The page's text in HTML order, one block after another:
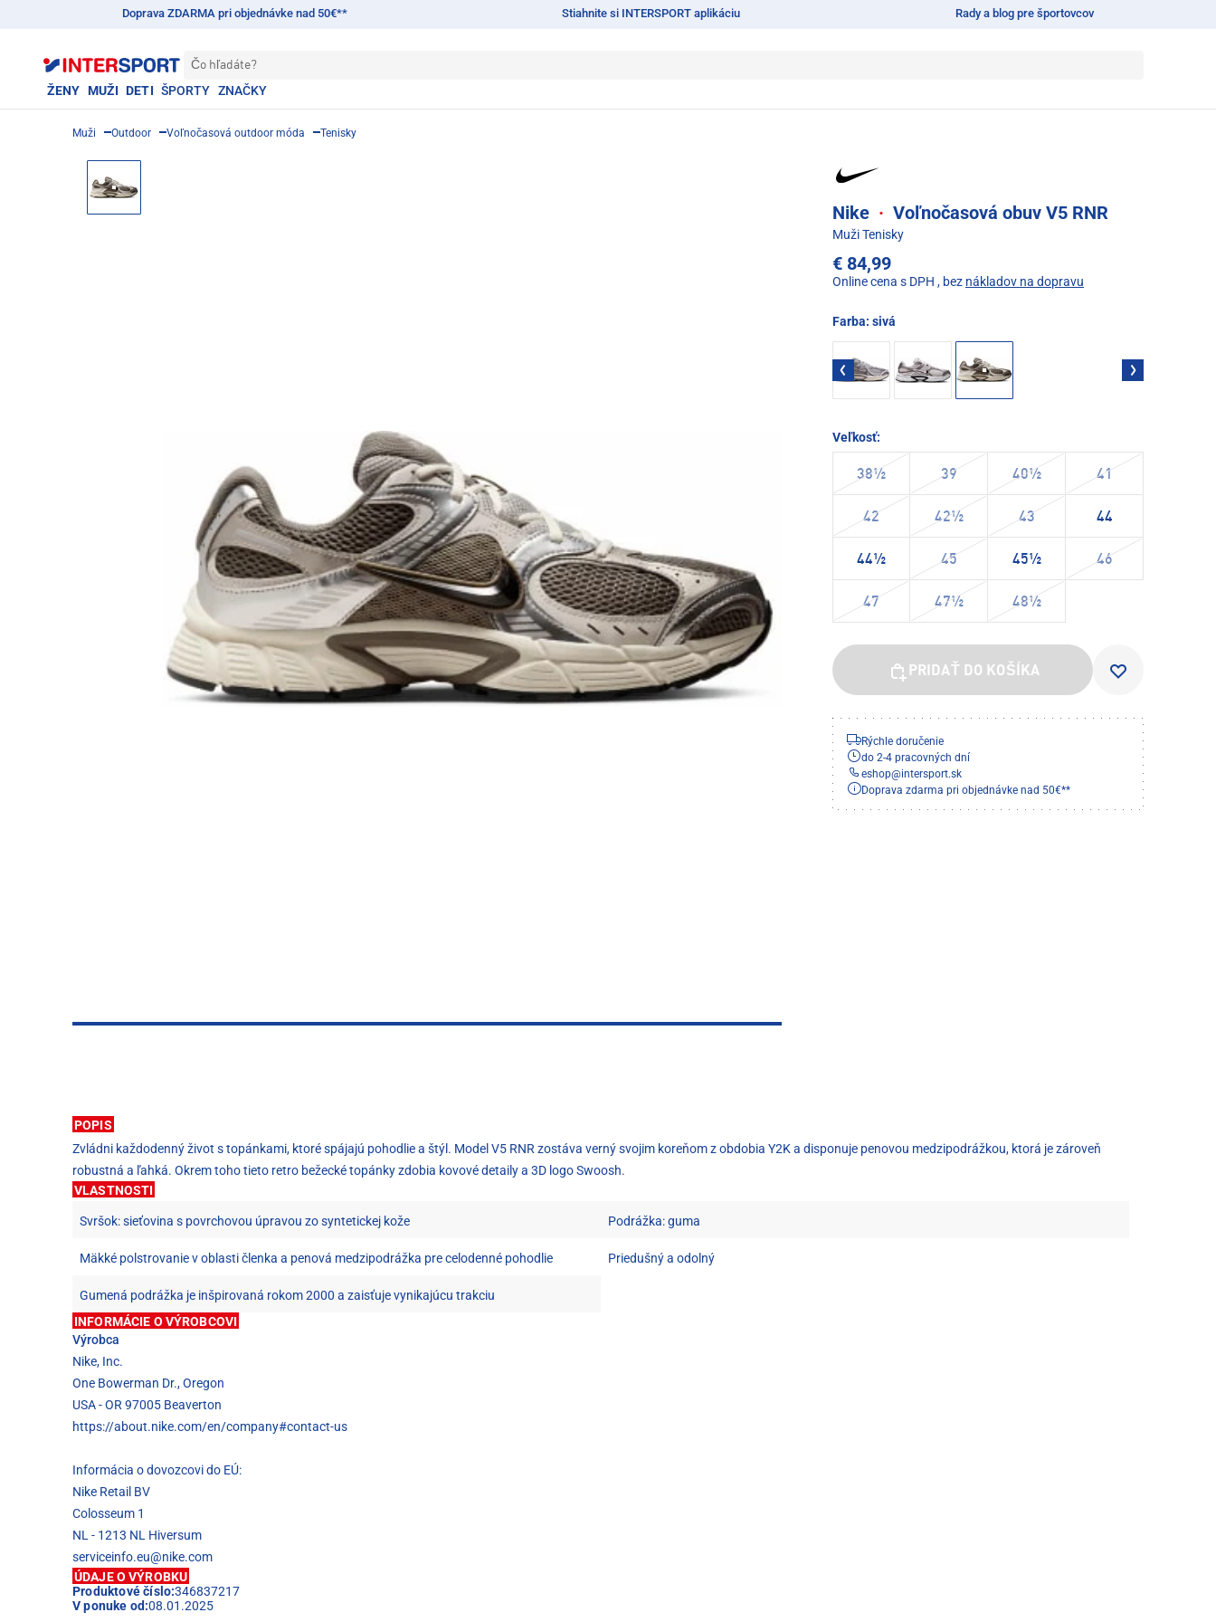
Doprava ZDARMA pri objednávke nad 50€** Stiahnite si INTERSPORT aplikáciu Rady a blog pre športovcov
Čo hľadáte?
ŽENY MUŽI DETI ŠPORTY ZNAČKY
Muži Outdoor Voľnočasová outdoor móda Tenisky
Nike · Voľnočasová obuv V5 RNR
Muži Tenisky
€ 84,99
Online cena s DPH , bez nákladov na dopravu
Farba: sivá
Veľkosť:
38½ 39 40½ 41
42 42½ 43 44
44½ 45 45½ 46
47 47½ 48½
PRIDAŤ DO KOŠÍKA
Rýchle doručenie
do 2-4 pracovných dní
eshop@intersport.sk
Doprava zdarma pri objednávke nad 50€**
POPIS
Zvládni každodenný život s topánkami, ktoré spájajú pohodlie a štýl. Model V5 RNR zostáva verný svojim koreňom z obdobia Y2K a disponuje penovou medzipodrážkou, ktorá je zároveň
robustná a ľahká. Okrem toho tieto retro bežecké topánky zdobia kovové detaily a 3D logo Swoosh.
VLASTNOSTI
Svršok: sieťovina s povrchovou úpravou zo syntetickej kože Podrážka: guma
Mäkké polstrovanie v oblasti členka a penová medzipodrážka pre celodenné pohodlie Priedušný a odolný
Gumená podrážka je inšpirovaná rokom 2000 a zaisťuje vynikajúcu trakciu
INFORMÁCIE O VÝROBCOVI
Výrobca
Nike, Inc.
One Bowerman Dr., Oregon
USA - OR 97005 Beaverton
https://about.nike.com/en/company#contact-us
Informácia o dovozcovi do EÚ:
Nike Retail BV
Colosseum 1
NL - 1213 NL Hiversum
serviceinfo.eu@nike.com
ÚDAJE O VÝROBKU
Produktové číslo:346837217
V ponuke od:08.01.2025